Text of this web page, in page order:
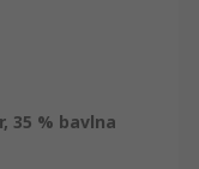
35 % bavlna